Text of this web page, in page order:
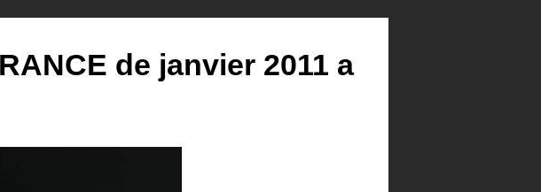
de janvier 2011 a